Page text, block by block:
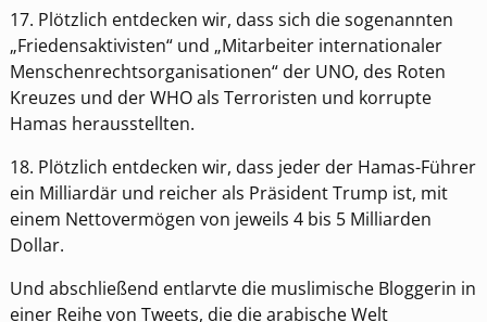
17. Plötzlich entdecken wir, dass sich die sogenannten
„Friedensaktivisten“ und „Mitarbeiter internationaler
Menschenrechtsorganisationen“ der UNO, des Roten
Kreuzes und der WHO als Terroristen und korrupte
Hamas herausstellten.
18. Plötzlich entdecken wir, dass jeder der Hamas-Führer
ein Milliardär und reicher als Präsident Trump ist, mit
einem Nettovermögen von jeweils 4 bis 5 Milliarden
Dollar.
Und abschließend entlarvte die muslimische Bloggerin in
einer Reihe von Tweets, die die arabische Welt